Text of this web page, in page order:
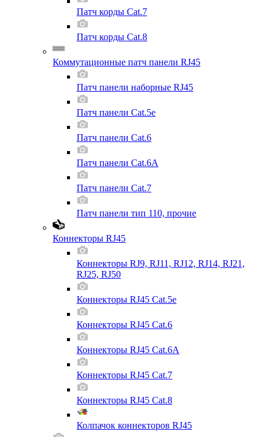
Патч корды Cat.7
Патч корды Cat.8
Коммутационные патч панели RJ45
Патч панели наборные RJ45
Патч панели Cat.5e
Патч панели Cat.6
Патч панели Cat.6A
Патч панели Cat.7
Патч панели тип 110, прочие
Коннекторы RJ45
Коннекторы RJ9, RJ11, RJ12, RJ14, RJ21,
RJ25, RJ50
Коннекторы RJ45 Cat.5e
Коннекторы RJ45 Cat.6
Коннекторы RJ45 Cat.6A
Коннекторы RJ45 Cat.7
Коннекторы RJ45 Cat.8
Колпачок коннекторов RJ45